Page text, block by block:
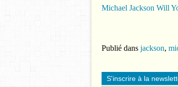
Michael Jackson Will
Publié dans jackson,
S'inscrire à la